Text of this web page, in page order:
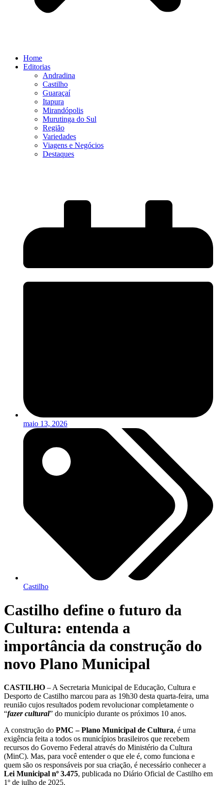
Home
Editorias
Andradina
Castilho
Guaraçaí
Itapura
Mirandópolis
Murutinga do Sul
Região
Variedades
Viagens e Negócios
Destaques
maio 13, 2026
Castilho
Castilho define o futuro da
Cultura: entenda a
importância da construção do
novo Plano Municipal
CASTILHO – A Secretaria Municipal de Educação, Cultura e
Desporto de Castilho marcou para as 19h30 desta quarta-feira, uma
reunião cujos resultados podem revolucionar completamente o
“fazer cultural” do município durante os próximos 10 anos.
A construção do PMC – Plano Municipal de Cultura, é uma
exigência feita a todos os municípios brasileiros que recebem
recursos do Governo Federal através do Ministério da Cultura
(MinC). Mas, para você entender o que ele é, como funciona e
quem são os responsáveis por sua criação, é necessário conhecer a
LeiMunicipal nº 3.475, publicada no Diário Oficial de Castilho em
1º de julho de 2025.